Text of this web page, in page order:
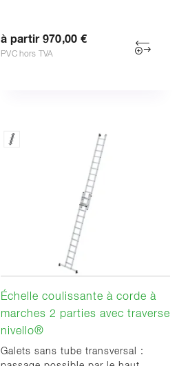
à partir 970,00 €
PVC hors TVA
Échelle coulissante à corde à
marches 2 parties avec traverse
nivello®
Galets sans tube transversal :